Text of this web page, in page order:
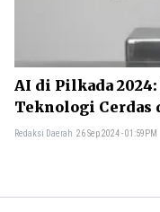
AI di Pilkada
Teknologi Cerdas
Redaksi Daerah 26 Sep 2024 - 01:59PM